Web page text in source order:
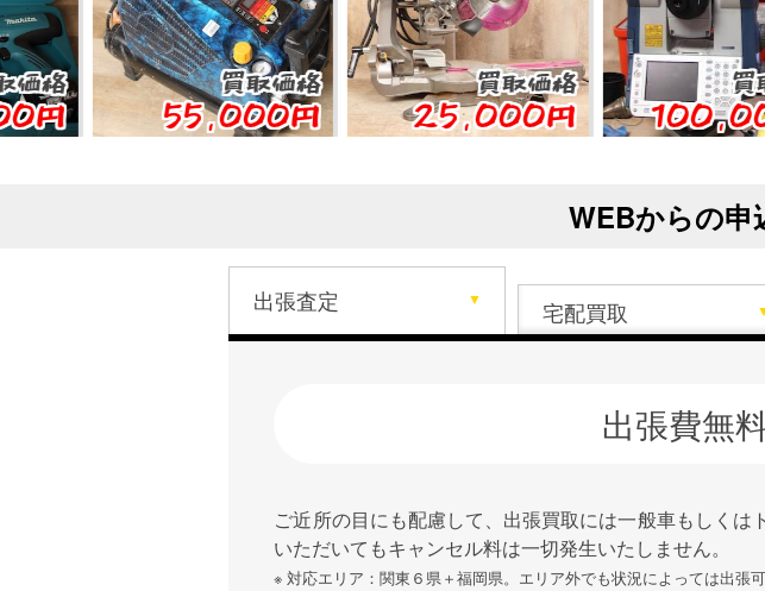
買取価格
55,000円
買取価格
25,000円
買取価格
100,000円
WEBからの申
出張査定
出張費無
ご近所の目にも配慮して、出張買取には一般車もしく
いただいてもキャンセル料は一切発生いたしません。
※ 対応エリア：関東６県＋福岡県。エリア外でも状況によっては出張
宅配買取